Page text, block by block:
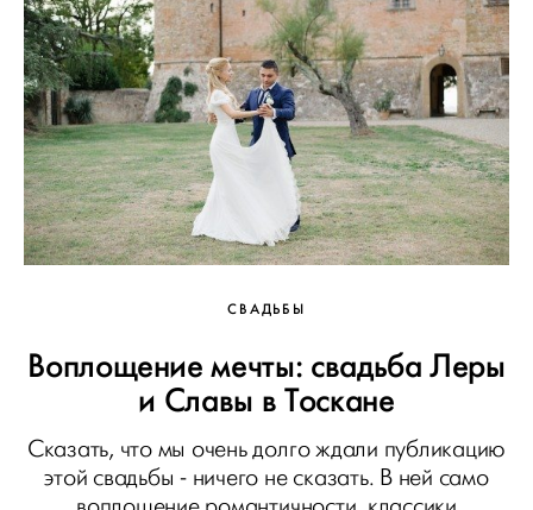
СВАДЬБЫ
Воплощение мечты: свадьба Леры
и Славы в Тоскане
Сказать, что мы очень долго ждали публикацию
этой свадьбы - ничего не сказать. В ней само